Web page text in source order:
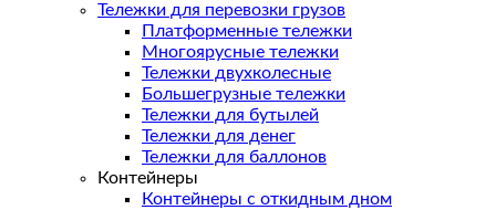
Тележки для перевозки грузов
Платформенные тележки
Многоярусные тележки
Тележки двухколесные
Большегрузные тележки
Тележки для бутылей
Тележки для денег
Тележки для баллонов
Контейнеры
Контейнеры с откидным дном